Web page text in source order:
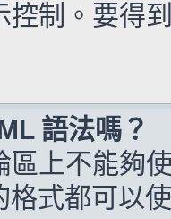
控制。要得
語法嗎？
區上不能夠
格式都可以